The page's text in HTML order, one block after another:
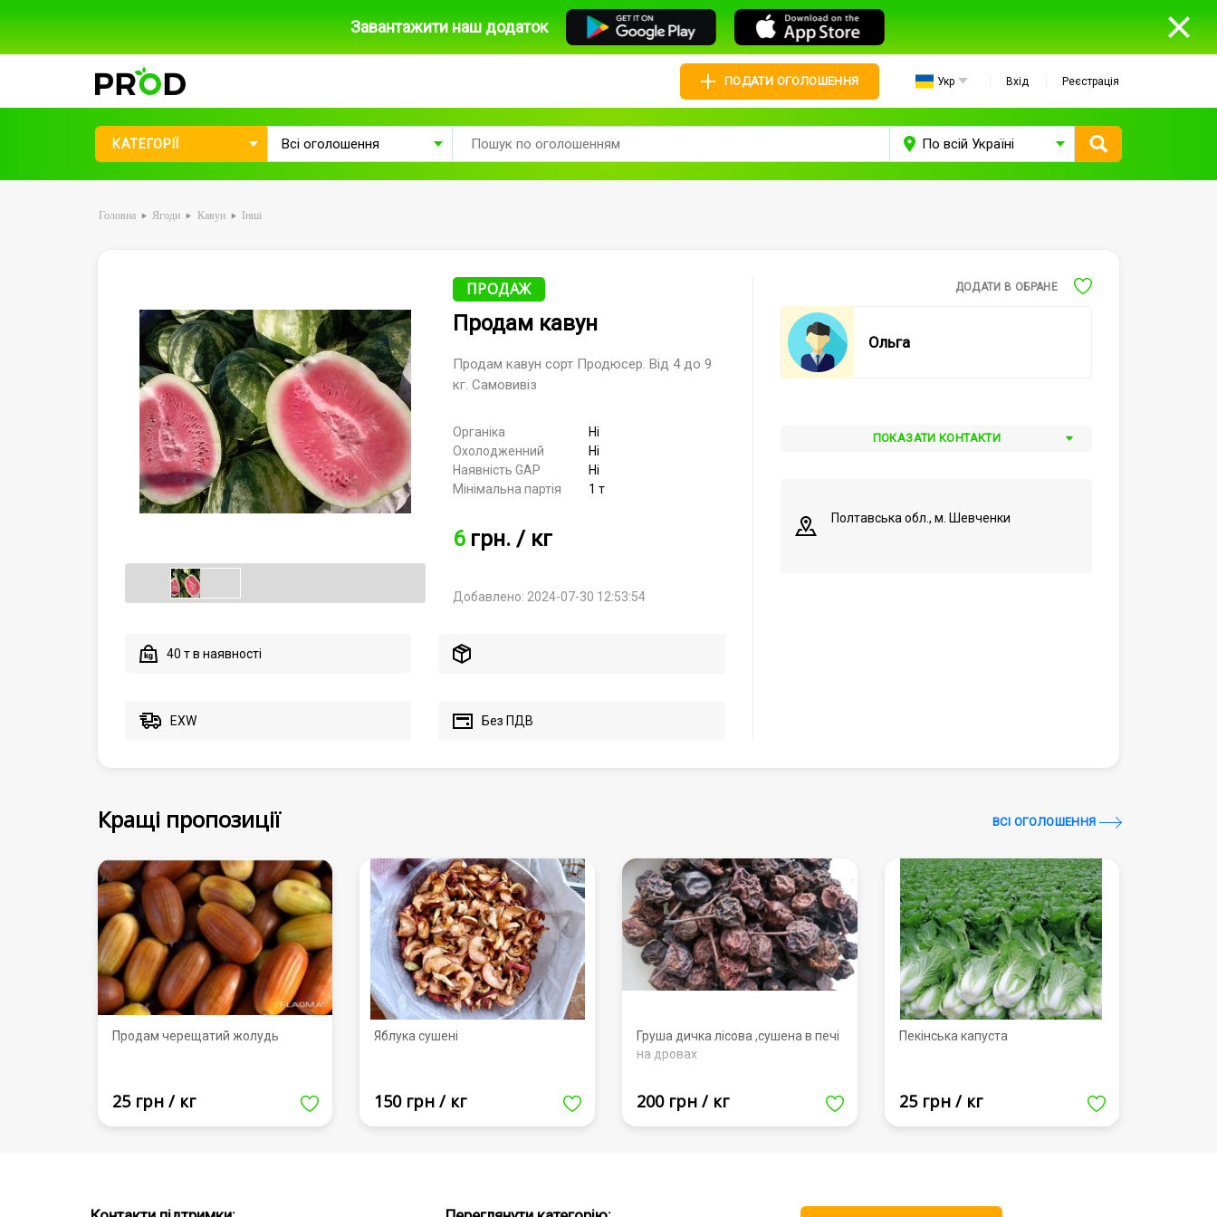
Завантажити наш додаток
ПОДАТИ ОГОЛОШЕННЯ Укр Вхід Реєстрація
КАТЕГОРІЇ
Головна Ягоди Кавун Iнші
ПРОДАЖ
Продам кавун
Продам кавун сорт Продюсер. Від 4 до 9
кг. Самовивіз
Органiка
Ні
Охолодженний
Ні
Наявнiсть GAP
Ні
Мінімальна партія
1 т
6 грн./ кг
Добавлено: 2024-07-30 12:53:54
40 т в наявності
EXW Без ПДВ
ДОДАТИ В ОБРАНЕ
Ольга
ПОКАЗАТИ КОНТАКТИ
Полтавська обл., м. Шевченки
Кращі пропозиції ВСI ОГОЛОШЕННЯ
Продам черещатий жолудь
25 грн / кг
Яблука сушені
150 грн / кг
Груша дичка лісова ,сушена в печі
на дровах
200 грн / кг
Пекінська капуста
25 грн / кг